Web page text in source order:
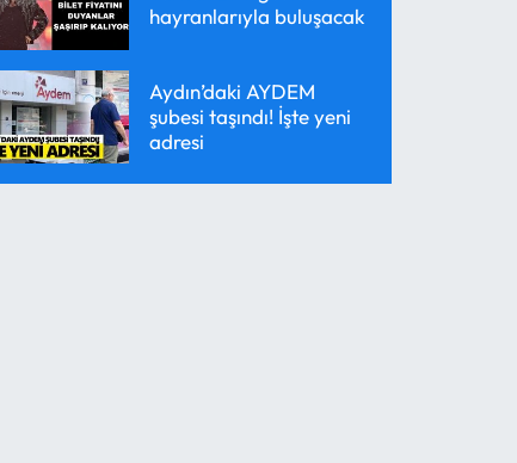
hayranlarıyla buluşacak
Aydın’daki AYDEM
şubesi taşındı! İşte yeni
adresi